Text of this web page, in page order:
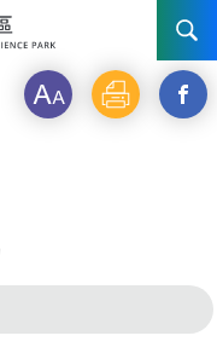
字 列 另
視
窗